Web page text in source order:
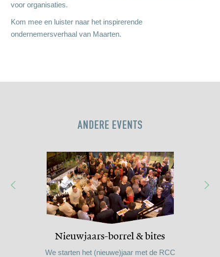
voor organisaties.
Kom mee en luister naar het inspirerende
ondernemersverhaal van Maarten.
ANDERE EVENTS
Nieuwjaars-borrel & bites
We starten het (nieuwe)jaar met de RCC
Bezoek aan WT Group
Culinesse 2026